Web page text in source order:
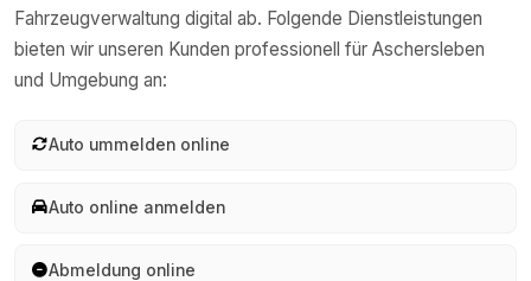
Fahrzeugverwaltung digital ab. Folgende Dienstleistungen
bieten wir unseren Kunden professionell für Aschersleben
und Umgebung an:
Auto ummelden online
Auto online anmelden
Abmeldung online